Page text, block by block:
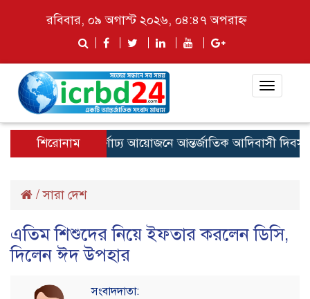
রবিবার, ০৯ অগাস্ট ২০২৬, ০৪:৪৭ অপরাহ্ন
Toggle
শিরোনাম
বীরগঞ্জে বর্ণাঢ্য আয়োজনে আন্তর্জাতিক আদিবাসী দিবস
/সারা দেশ
এতিম শিশুদের নিয়ে ইফতার করলেন ডিসি,
দিলেন ঈদ উপহার
সংবাদদাতা: